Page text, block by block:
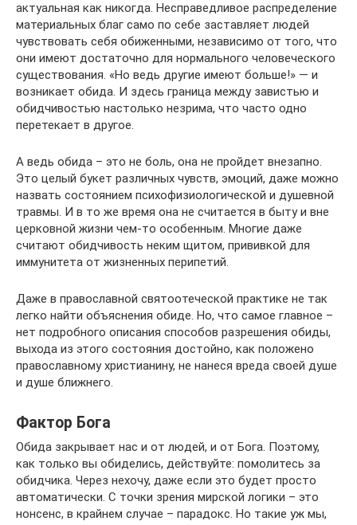
актуальная как никогда. Несправедливое распределение
материальных благ само по себе заставляет людей
чувствовать себя обиженными, независимо от того, что
они имеют достаточно для нормального человеческого
существования. «Но ведь другие имеют больше!» — и
возникает обида. И здесь граница между завистью и
обидчивостью настолько незрима, что часто одно
перетекает в другое.
А ведь обида – это не боль, она не пройдет внезапно.
Это целый букет различных чувств, эмоций, даже можно
назвать состоянием психофизиологической и душевной
травмы. И в то же время она не считается в быту и вне
церковной жизни чем-то особенным. Многие даже
считают обидчивость неким щитом, прививкой для
иммунитета от жизненных перипетий.
Даже в православной святоотеческой практике не так
легко найти объяснения обиде. Но, что самое главное –
нет подробного описания способов разрешения обиды,
выхода из этого состояния достойно, как положено
православному христианину, не нанеся вреда своей душе
и душе ближнего.
Фактор Бога
Обида закрывает нас и от людей, и от Бога. Поэтому,
как только вы обиделись, действуйте: помолитесь за
обидчика. Через нехочу, даже если это будет просто
автоматически. С точки зрения мирской логики – это
нонсенс, в крайнем случае – парадокс. Но такие уж мы,